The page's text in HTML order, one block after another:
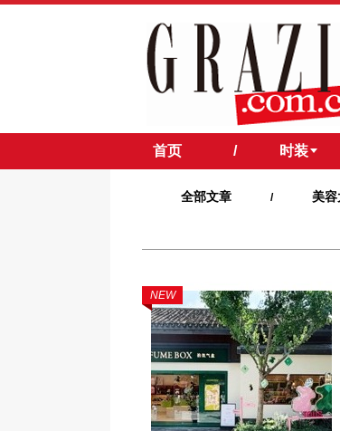
首页 / 时装
全部文章 / 美容
NEW